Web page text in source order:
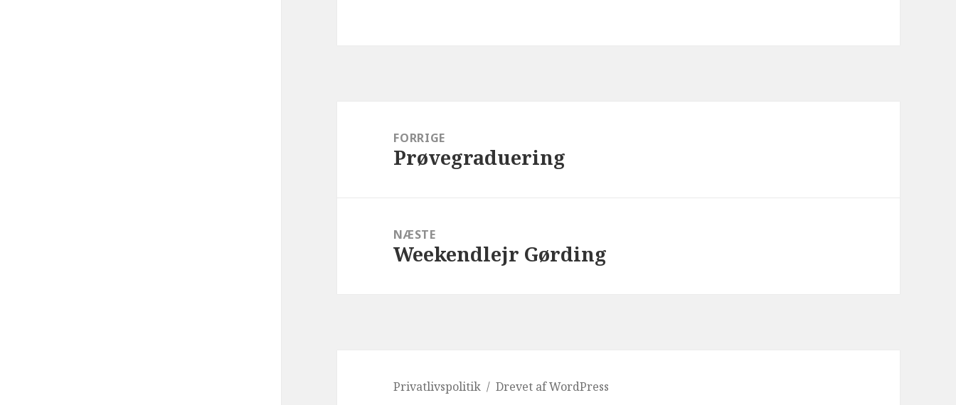
FORRIGE
Forrige
Prøvegraduering
NÆSTE
Næste
Weekendlejr Gørding
Privatlivspolitik Drevet af WordPress